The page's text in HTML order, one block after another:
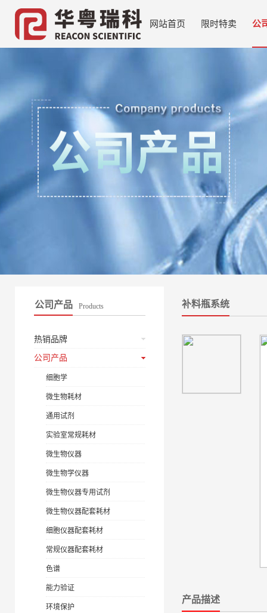
网站首页 限时特卖 公
公司产品 Products
热销品牌
公司产品
细胞学
微生物耗材
通用试剂
实验室常规耗材
微生物仪器
微生物学仪器
微生物仪器专用试剂
微生物仪器配套耗材
细胞仪器配套耗材
常规仪器配套耗材
色谱
能力验证
环境保护
补料瓶系统
产品描述